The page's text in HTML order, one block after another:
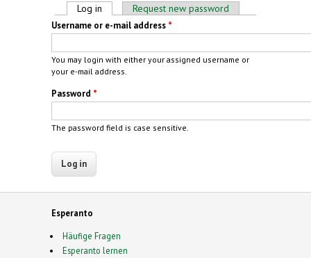
Primary tabs
Log in (active tab)Request new password
Username or e-mail address *
You may login with either your assigned username or
your e-mail address.
Password *
The password field is case sensitive.
Esperanto
Häufige Fragen
Esperanto lernen